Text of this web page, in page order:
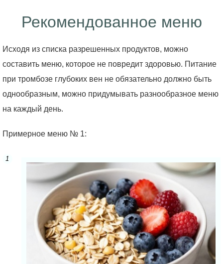
Рекомендованное меню
Исходя из списка разрешенных продуктов, можно
составить меню, которое не повредит здоровью. Питание
при тромбозе глубоких вен не обязательно должно быть
однообразным, можно придумывать разнообразное меню
на каждый день.
Примерное меню № 1: